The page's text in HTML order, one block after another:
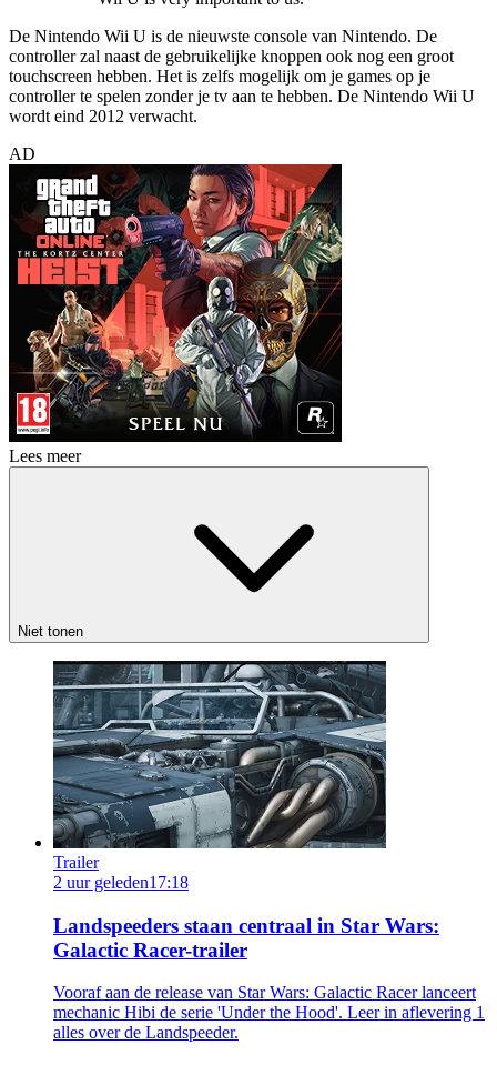
De Nintendo Wii U is de nieuwste console van Nintendo. De
controller zal naast de gebruikelijke knoppen ook nog een groot
touchscreen hebben. Het is zelfs mogelijk om je games op je
controller te spelen zonder je tv aan te hebben. De Nintendo Wii U
wordt eind 2012 verwacht.
AD
Lees meer
Niet tonen
Trailer
2 uur geleden17:18
Landspeeders staan centraal in Star Wars:
Galactic Racer-trailer
Vooraf aan de release van Star Wars: Galactic Racer lanceert
mechanic Hibi de serie 'Under the Hood'. Leer in aflevering 1
alles over de Landspeeder.